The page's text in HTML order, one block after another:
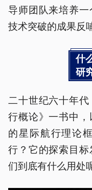
导师团队来培养一
技术突破的成果反
什
研
二十世纪六十年
行概论》一书中
的星际航行理论
行？它的探索目
们到底有什么用处